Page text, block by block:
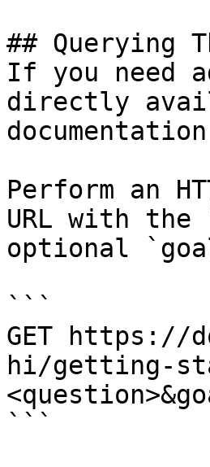
## Querying
If you need
directly
Perform an
URL with the
optional
```
GET https://
hi/getting-
```